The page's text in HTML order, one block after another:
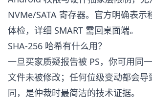
NVMe/SATA 寄存器。官方明确表示
体检，详细 SMART 需回桌面端。
SHA-256 哈希有什么用？
一旦买家质疑报告被 PS，你可用同
文件未被修改；任何位级变动都会导
同，是仲裁时最简洁的技术证据。